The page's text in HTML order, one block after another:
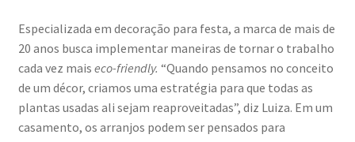
Especializada em decoração para festa, a marca de mais de
20 anos busca implementar maneiras de tornar o trabalho
cada vez mais eco-friendly. “Quando pensamos no conceito
de um décor, criamos uma estratégia para que todas as
plantas usadas ali sejam reaproveitadas”, diz Luiza. Em um
casamento, os arranjos podem ser pensados para